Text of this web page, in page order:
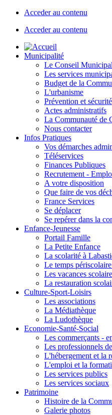
Acceder au contenu
Acceder au contenu
Municipalité
Le Conseil Municipal
Les services
Budget de la
L'urbanisme
Prévention et sécurité
Actes administratifs
La Communauté de
Nous contacter
Infos Pratiques
Vos démarches
Téléservices
Finances Publiques
Recrutement -
A votre disposition
Que faire de vos
France Services
Se déplacer
Se repérer dans la
Enfance-Jeunesse
Portail Famille
La Petite Enfance
La scolarité à
Le temps
Les vacances
La restauration
Culture-Sport-Loisirs
Les associations
La Médiathèque
La Ludothèque
Economie-Santé-Social
Les commerçants -
Les professionnels
L'hébergement et la
L'emploi et la
Les services publics
Les services sociaux
Patrimoine
Histoire de la
Galerie photos